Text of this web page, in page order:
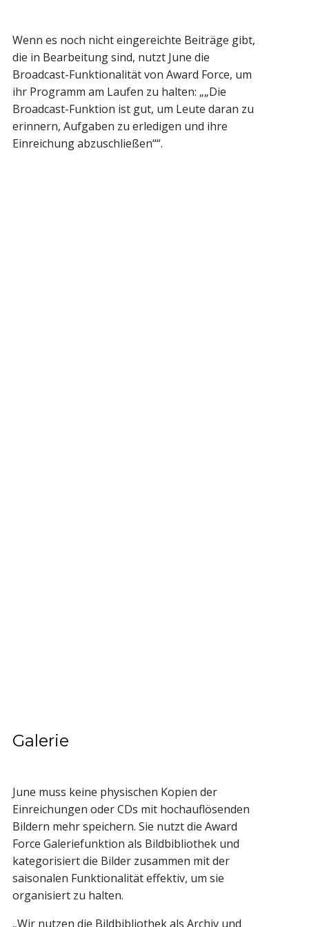
Wenn es noch nicht eingereichte Beiträge gibt,
die in Bearbeitung sind, nutzt June die
Broadcast-Funktionalität von Award Force, um
ihr Programm am Laufen zu halten: „„Die
Broadcast-Funktion ist gut, um Leute daran zu
erinnern, Aufgaben zu erledigen und ihre
Einreichung abzuschließen““.
Galerie
June muss keine physischen Kopien der
Einreichungen oder CDs mit hochauflösenden
Bildern mehr speichern. Sie nutzt die Award
Force Galeriefunktion als Bildbibliothek und
kategorisiert die Bilder zusammen mit der
saisonalen Funktionalität effektiv, um sie
organisiert zu halten.
„Wir nutzen die Bildbibliothek als Archiv und